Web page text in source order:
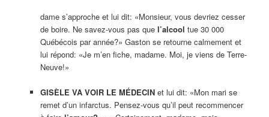
dame s’approche et lui dit: «Monsieur, vous devriez cesser
de boire. Ne savez-vous pas que l’alcool tue 30 000
Québécois par année?» Gaston se retourne calmement et
lui répond: «Je m’en fiche, madame. Moi, je viens de Terre-
Neuve!»
GISÈLE VA VOIR LE MÉDECIN et lui dit: «Mon mari se
remet d’un infarctus. Pensez-vous qu’il peut recommencer